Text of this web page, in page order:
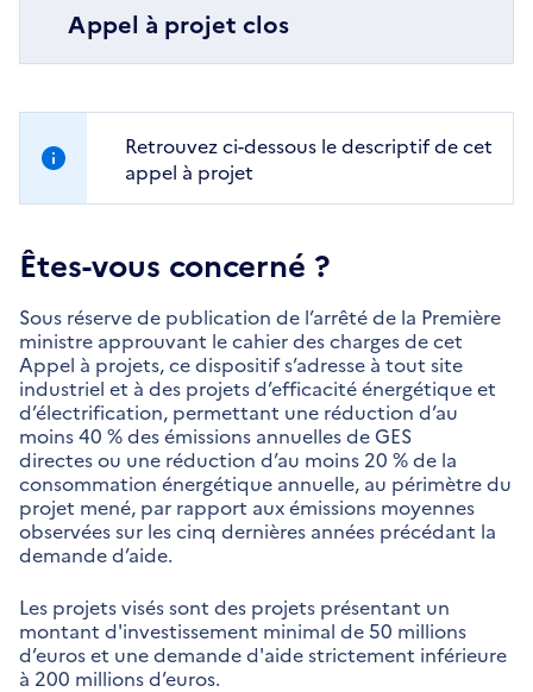
Appel à projet clos
Retrouvez ci-dessous le descriptif de cet
appel à projet
Êtes-vous concerné ?
Sous réserve de publication de l’arrêté de la Première
ministre approuvant le cahier des charges de cet
Appel à projets, ce dispositif s’adresse à tout site
industriel et à des projets d’efficacité énergétique et
d’électrification, permettant une réduction d’au
moins 40 % des émissions annuelles de GES
directes ou une réduction d’au moins 20 % de la
consommation énergétique annuelle, au périmètre du
projet mené, par rapport aux émissions moyennes
observées sur les cinq dernières années précédant la
demande d’aide.
Les projets visés sont des projets présentant un
montant d'investissement minimal de 50 millions
d’euros et une demande d'aide strictement inférieure
à 200 millions d’euros.